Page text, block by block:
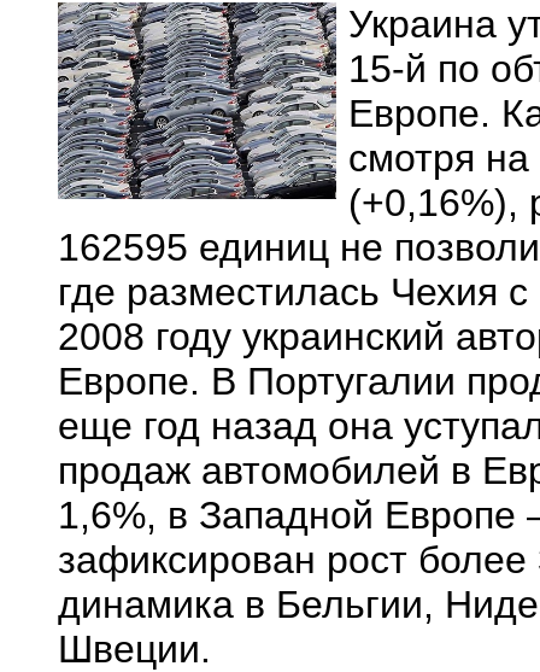
Украина
15-й по
Европе.
смотря
(+0,16%),
162595 единиц не
где разместилась Чехия
2008 году украинский
Европе. В Португалии
еще год назад она
продаж автомобилей в
1,6%, в Западной
зафиксирован рост
динамика в Бельгии,
Швеции.